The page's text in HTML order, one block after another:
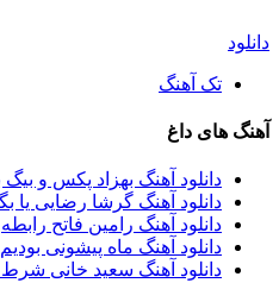
دانلود
تک آهنگ
آهنگ های داغ
دانلود آهنگ بهزاد پکس و
دانلود آهنگ گرشا رضایی یا
دانلود آهنگ رامین فاتح رابطه
دانلود آهنگ ماه پیشونی
دانلود آهنگ سعید خانی